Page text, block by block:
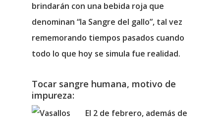
brindarán con una bebida roja que
denominan “la Sangre del gallo”, tal vez
rememorando tiempos pasados cuando
todo lo que hoy se simula fue realidad.
Tocar sangre humana, motivo de
impureza:
El 2 de febrero, además de